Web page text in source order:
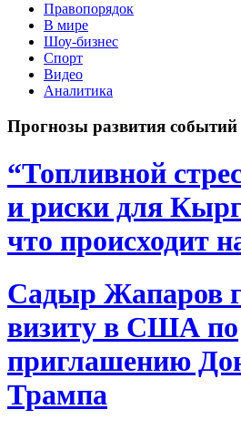
Правопорядок
В мире
Шоу-бизнес
Спорт
Видео
Аналитика
Прогнозы развития событий
“Топливной
и риски для
что происходит
Садыр Жапаров
визиту в США по
приглашению
Трампа